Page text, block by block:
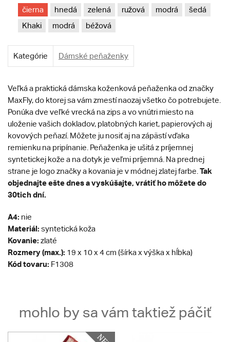
čierna hnedá zelená ružová modrá
šedá
Khaki
modrá béžová
Kategórie Dámské peňaženky
Veľká a praktická dámska koženková peňaženka od značky
MaxFly, do ktorej sa vám zmestí naozaj všetko čo potrebujete.
Ponúka dve veľké vrecká na zips a vo vnútri miesto na
uloženie vašich dokladov, platobných kariet, papierových aj
kovových peňazí. Môžete ju nosiť aj na zápästí vďaka
remienku na pripínanie. Peňaženka je ušitá z príjemnej
syntetickej kože a na dotyk je veľmi príjemná. Na prednej
strane je logo značky a kovania je v módnej zlatej farbe. Tak
objednajte ešte dnes a vyskúšajte, vrátiť ho môžete do
30tich dní.
A4: nie
Materiál: syntetická koža
Kovanie: zlaté
Rozmery (max.): 19 x 10 x 4 cm (šírka x výška x hĺbka)
Kód tovaru: F1308
mohlo by sa vám taktiež páčiť